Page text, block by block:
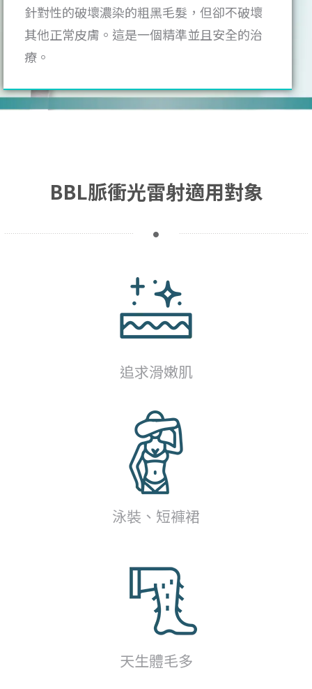
針對性的破壞濃染的粗黑毛髮，但卻不破壞
其他正常皮膚。這是一個精準並且安全的治
療。
BBL脈衝光雷射適用對象
追求滑嫩肌
泳裝、短褲裙
天生體毛多